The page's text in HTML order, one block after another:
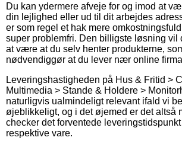
Du kan ydermere afveje for og imod at
din lejlighed eller ud til dit arbejdes
er som regel et hak mere
super problemfri. Den billigste løsning vil
at være at du selv henter produkterne,
nødvendiggør at du lever nær online
Leveringshastigheden på Hus & Fritid >
Multimedia > Stande & Holdere >
naturligvis ualmindeligt relevant ifald vi
øjeblikkeligt, og i det øjemed er det altså
checker det forventede
respektive vare.